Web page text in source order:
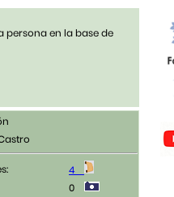
persona en la base de
4
0